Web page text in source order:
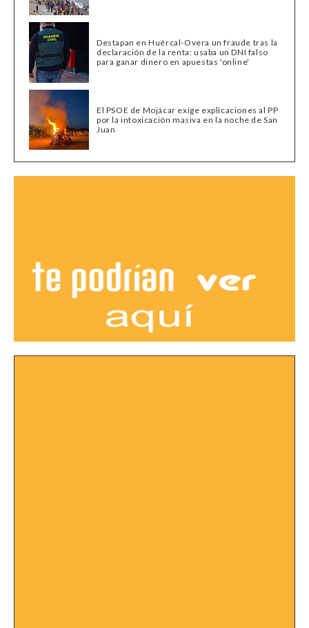
Destapan en Huércal-Overa un fraude tras la
declaración de la renta: usaba un DNI falso
para ganar dinero en apuestas 'online'
El PSOE de Mojácar exige explicaciones al PP
por la intoxicación masiva en la noche de San
Juan